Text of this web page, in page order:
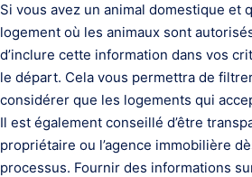
Si vous avez un animal domestique et
logement où les animaux sont
d’inclure cette information dans vos
le départ. Cela vous permettra de
considérer que les logements qui
Il est également conseillé d’être
propriétaire ou l’agence immobilière
processus. Fournir des informations